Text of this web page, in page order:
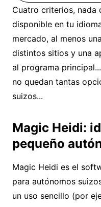
Cuatro criterios, nada
disponible en tu
mercado, al menos
distintos sitios y una
al programa
no quedan tantas
suizos...
Magic Heidi:
pequeño
Magic Heidi es el
para autónomos
un uso sencillo (por